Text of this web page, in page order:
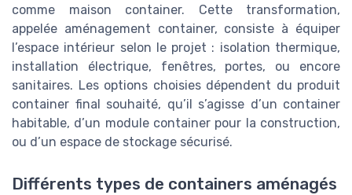
comme maison container. Cette transformation,
appelée aménagement container, consiste à équiper
l’espace intérieur selon le projet : isolation thermique,
installation électrique, fenêtres, portes, ou encore
sanitaires. Les options choisies dépendent du produit
container final souhaité, qu’il s’agisse d’un container
habitable, d’un module container pour la construction,
ou d’un espace de stockage sécurisé.
Différents types de containers aménagés